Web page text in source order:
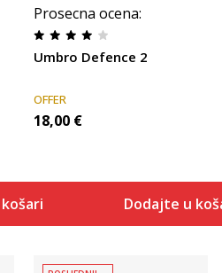
Prosecna ocena:
Umbro Defence 2
OFFER
18,00 €
Dodajte u